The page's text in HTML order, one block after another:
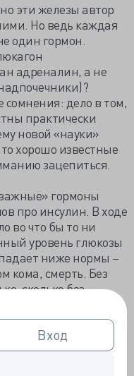
Вход
Вход
эти железы автор
Но ведь каждая
один гормон.
адреналин, а не
дело в том,
практически
новой «науки»
хорошо известные
зацепиться.
гормоны
про инсулин. В ходе
во что бы то ни
уровень глюкозы
ниже нормы –
кома, смерть. Без
сколько без
Штук пять
только один
Сегодня
от недостатка, а от